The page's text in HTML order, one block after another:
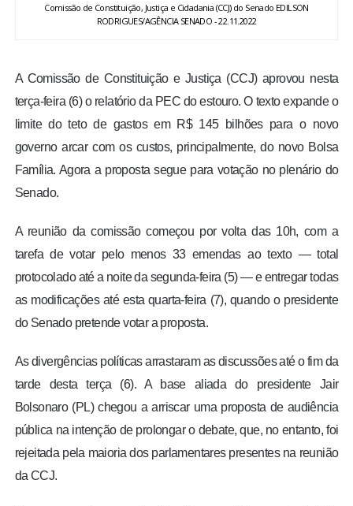
ENQUETE
TV LPB
FOTOS
Comissão de Constituição, Justiça e Cidadania (CCJ) do Senado EDILSON
RODRIGUES/AGÊNCIA SENADO - 22.11.2022
A Comissão de Constituição e Justiça (CCJ) aprovou nesta
terça-feira (6) o relatório da PEC do estouro. O texto expande o
limite do teto de gastos em R$ 145 bilhões para o novo
governo arcar com os custos, principalmente, do novo Bolsa
Família. Agora a proposta segue para votação no plenário do
Senado.
A reunião da comissão começou por volta das 10h, com a
tarefa de votar pelo menos 33 emendas ao texto — total
protocolado até a noite da segunda-feira (5) — e entregar todas
as modificações até esta quarta-feira (7), quando o presidente
do Senado pretende votar a proposta.
As divergências políticas arrastaram as discussões até o fim da
tarde desta terça (6). A base aliada do presidente Jair
Bolsonaro (PL) chegou a arriscar uma proposta de audiência
pública na intenção de prolongar o debate, que, no entanto, foi
rejeitada pela maioria dos parlamentares presentes na reunião
da CCJ.